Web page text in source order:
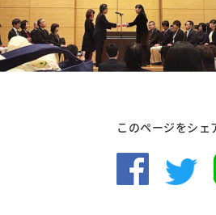
このページをシェ